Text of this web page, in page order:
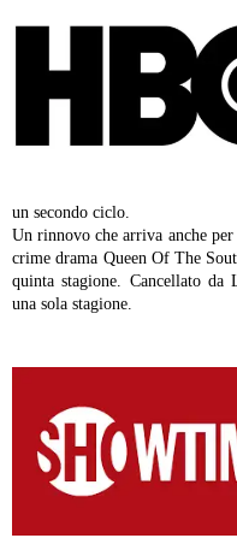
un secondo ciclo.
Un rinnovo che arriva anche
crime drama Queen Of The
quinta stagione. Cancellato da
una sola stagione.